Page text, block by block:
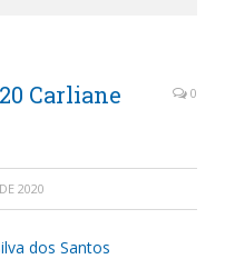
Carliane
0
2020
dos Santos